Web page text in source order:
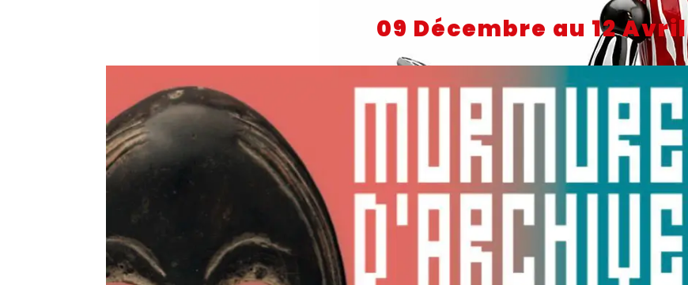
09 Décembre au 12 Avril